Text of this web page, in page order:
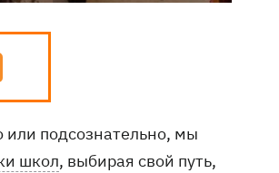
подсознательно, мы
школ, выбирая свой путь,